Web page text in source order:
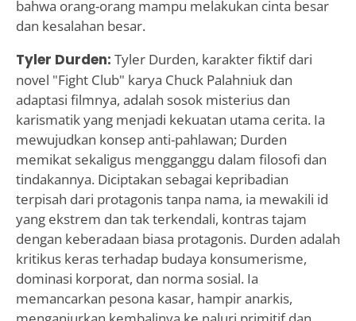
bahwa orang-orang mampu melakukan cinta besar
dan kesalahan besar.
Tyler Durden: Tyler Durden, karakter fiktif dari
novel "Fight Club" karya Chuck Palahniuk dan
adaptasi filmnya, adalah sosok misterius dan
karismatik yang menjadi kekuatan utama cerita. Ia
mewujudkan konsep anti-pahlawan; Durden
memikat sekaligus mengganggu dalam filosofi dan
tindakannya. Diciptakan sebagai kepribadian
terpisah dari protagonis tanpa nama, ia mewakili id
yang ekstrem dan tak terkendali, kontras tajam
dengan keberadaan biasa protagonis. Durden adalah
kritikus keras terhadap budaya konsumerisme,
dominasi korporat, dan norma sosial. Ia
memancarkan pesona kasar, hampir anarkis,